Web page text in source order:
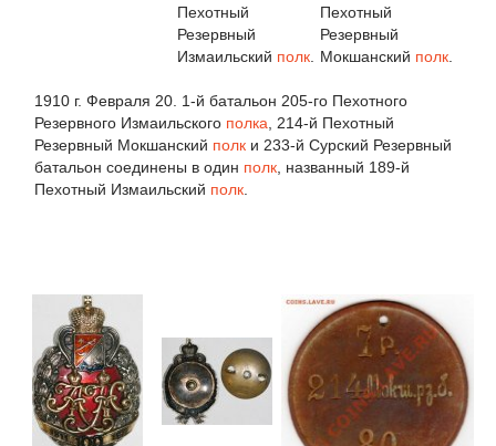
Пехотный
Резервный
Измаильский полк.
Пехотный
Резервный
Мокшанский полк.
1910 г. Февраля 20. 1-й батальон 205-го Пехотного
Резервного Измаильского полка , 214-й Пехотный
Резервный Мокшанский полки 233-й Сурский Резервный
батальон соединены в один полк, названный 189-й
Пехотный Измаильский полк.